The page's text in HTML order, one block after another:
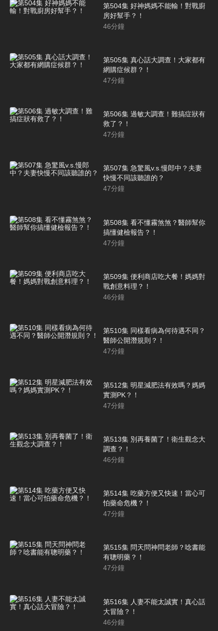
第504集 好神媽媽不能輸！對戰廚
房好幫手？！
46分鐘
第505集 真心話大調查！大家都有
網購症候群？！
47分鐘
第506集 過敏大調查！難搞症狀有
救了？！
47分鐘
第507集 急驚風v.s.慢郎中？夫妻
快慢不同該聽誰的？
47分鐘
第508集 看不懂霧煞煞？醫師幫你
搞懂健檢報告？！
47分鐘
第509集 便利商店吃大餐！媽媽對
戰創意料理？！
46分鐘
第510集 同樣看病為何待遇不同？
醫師公開潛規則？！
47分鐘
第512集 明星減肥法有效嗎？媽媽
實測PK？！
47分鐘
第513集 別再養菌了！衛生觀念大
調查？！
46分鐘
第514集 吃藥方便又快速！當心可
怕藥命危機？！
47分鐘
第515集 問天問神問老師？唸書能
有聰明藥？！
47分鐘
第516集 人妻不能太誠實！真心話
大冒險？！
46分鐘